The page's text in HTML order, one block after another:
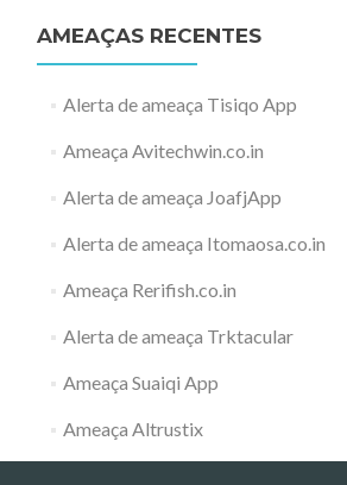
AMEAÇAS RECENTES
Alerta de ameaça Tisiqo App
Ameaça Avitechwin.co.in
Alerta de ameaça JoafjApp
Alerta de ameaça Itomaosa.co.in
Ameaça Rerifish.co.in
Alerta de ameaça Trktacular
Ameaça Suaiqi App
Ameaça Altrustix